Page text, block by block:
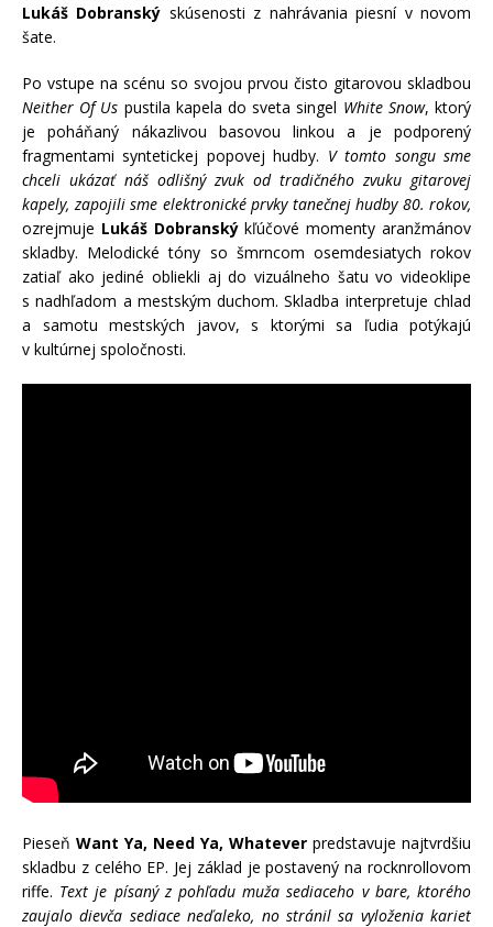
Lukáš Dobranský skúsenosti z nahrávania piesní v novom
šate.
Po vstupe na scénu so svojou prvou čisto gitarovou skladbou
Neither Of Us pustila kapela do sveta singel White Snow, ktorý
je poháňaný nákazlivou basovou linkou a je podporený
fragmentami syntetickej popovej hudby. V tomto songu sme
chceli ukázať náš odlišný zvuk od tradičného zvuku gitarovej
kapely, zapojili sme elektronické prvky tanečnej hudby 80. rokov,
ozrejmuje Lukáš Dobranskýkľúčové momenty aranžmánov
skladby. Melodické tóny so šmrncom osemdesiatych rokov
zatiaľ ako jediné obliekli aj do vizuálneho šatu vo videoklipe
s nadhľadom a mestským duchom. Skladba interpretuje chlad
a samotu mestských javov, s ktorými sa ľudia potýkajú
v kultúrnej spoločnosti.
Pieseň Want Ya, Need Ya, Whatever predstavuje najtvrdšiu
skladbu z celého EP. Jej základ je postavený na rocknrollovom
riffe. Text je písaný z pohľadu muža sediaceho v bare, ktorého
zaujalo dievča sediace neďaleko, no stránil sa vyloženia kariet